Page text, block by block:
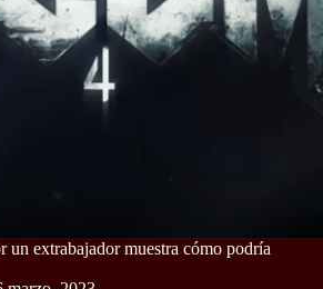
extrabajador muestra cómo podría